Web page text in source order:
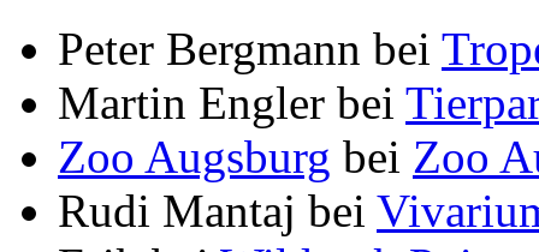
Peter Bergmann bei
Martin Engler bei
Zoo Augsburg bei Zoo
Rudi Mantaj bei